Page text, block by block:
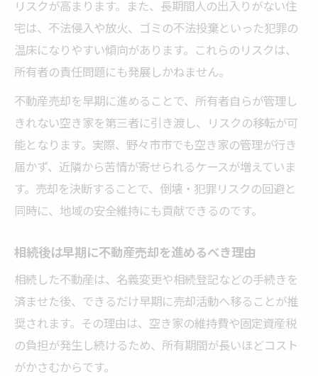
リスクが高まります。また、長期間人の出入りがない住
宅は、不法侵入や放火、ゴミの不法投棄といった犯罪の
温床になりやすい傾向があります。これらのリスクは、
所有者の責任問題にも発展しかねません。
不動産売却を早期に進めることで、所有者自らが管理し
きれない空き家を第三者に引き渡し、リスクの移転が可
能となります。実際、野々市市でも空き家の管理が行き
届かず、近隣から苦情が寄せられるケースが増えていま
す。売却を決断することで、倒壊・犯罪リスクの回避と
同時に、地域の安全維持にも貢献できるのです。
相続後は早期に不動産売却を進めるべき理由
相続した不動産は、名義変更や相続登記などの手続きを
済ませた後、できるだけ早期に売却活動へ移ることが推
奨されます。その理由は、空き家の維持費や固定資産税
の負担が発生し続けるため、所有期間が長いほどコスト
がかさむからです。